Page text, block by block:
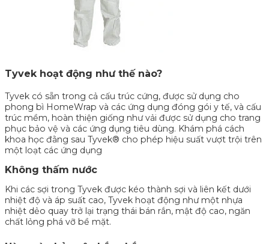
Tyvek hoạt động như thế nào?
Tyvek có sẵn trong cả cấu trúc cứng, được sử dụng cho
phong bì HomeWrap và các ứng dụng đóng gói y tế, và cấu
trúc mềm, hoàn thiện giống như vải được sử dụng cho trang
phục bảo vệ và các ứng dụng tiêu dùng. Khám phá cách
khoa học đằng sau Tyvek® cho phép hiệu suất vượt trội trên
một loạt các ứng dụng
Không thấm nước
Khi các sợi trong Tyvek được kéo thành sợi và liên kết dưới
nhiệt độ và áp suất cao, Tyvek hoạt động như một nhựa
nhiệt dẻo quay trở lại trạng thái bán rắn, mật độ cao, ngăn
chất lỏng phá vỡ bề mặt.